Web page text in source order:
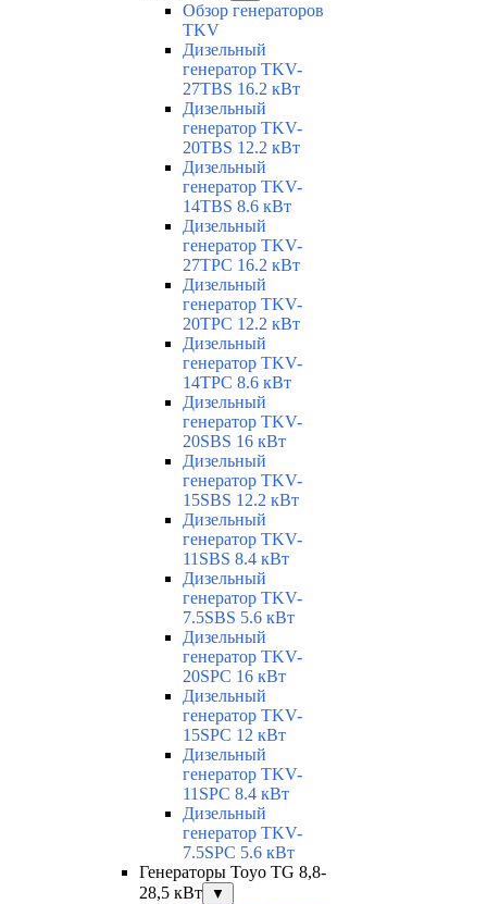
Обзор генераторов
TKV
Дизельный
генератор TKV-
27TBS 16.2 кВт
Дизельный
генератор TKV-
20TBS 12.2 кВт
Дизельный
генератор TKV-
14TBS 8.6 кВт
Дизельный
генератор TKV-
27TPC 16.2 кВт
Дизельный
генератор TKV-
20TPC 12.2 кВт
Дизельный
генератор TKV-
14TPC 8.6 кВт
Дизельный
генератор TKV-
20SBS 16 кВт
Дизельный
генератор TKV-
15SBS 12.2 кВт
Дизельный
генератор TKV-
11SBS 8.4 кВт
Дизельный
генератор TKV-
7.5SBS 5.6 кВт
Дизельный
генератор TKV-
20SPC 16 кВт
Дизельный
генератор TKV-
15SPC 12 кВт
Дизельный
генератор TKV-
11SPC 8.4 кВт
Дизельный
генератор TKV-
7.5SPC 5.6 кВт
Генераторы Toyo TG 8,8-
28,5 кВт
▼